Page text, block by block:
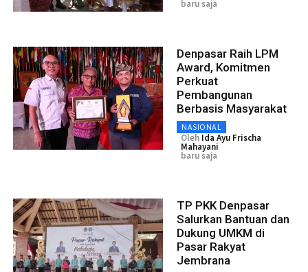
baru saja
Denpasar Raih LPM
Award, Komitmen
Perkuat
Pembangunan
Berbasis Masyarakat
NASIONAL
Oleh Ida Ayu Frischa
Mahayani
baru saja
TP PKK Denpasar
Salurkan Bantuan dan
Dukung UMKM di
Pasar Rakyat
Jembrana